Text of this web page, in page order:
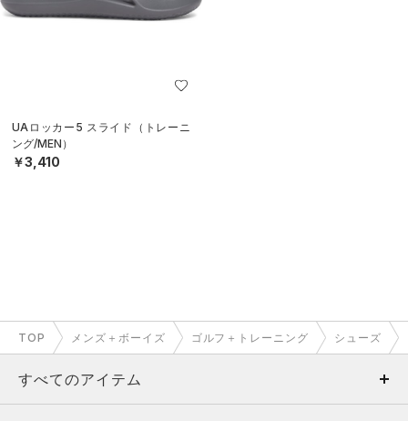
UAロッカー5 スライド（トレーニ
ング/MEN）
￥3,410
TOP メンズ＋ボーイズ ゴルフ＋トレーニング シューズ
すべてのアイテム